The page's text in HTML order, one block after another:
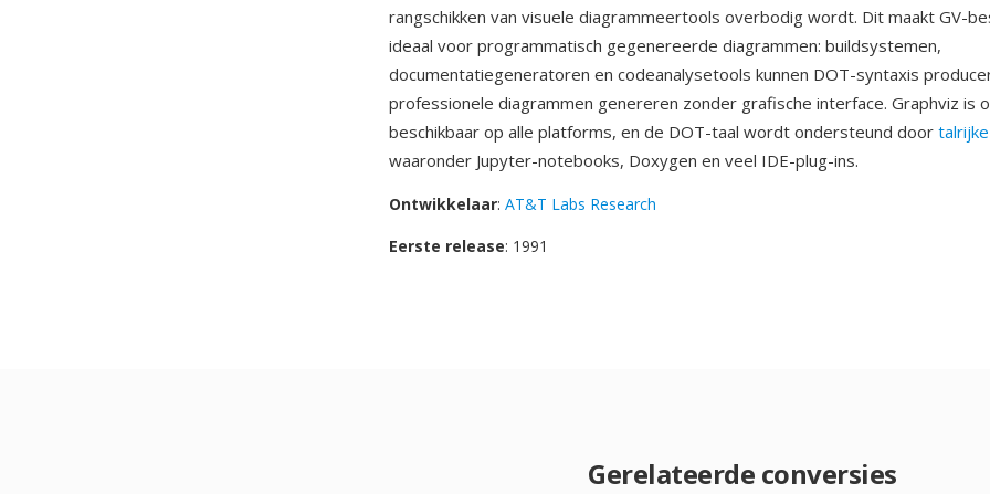
rangschikken van visuele diagrammeertools overbodig wordt. Dit maakt GV-
ideaal voor programmatisch gegenereerde diagrammen: buildsystemen,
documentatiegeneratoren en codeanalysetools kunnen DOT-syntaxis
professionele diagrammen genereren zonder grafische interface. Graphviz is
beschikbaar op alle platforms, en de DOT-taal wordt ondersteund door
waaronder Jupyter-notebooks, Doxygen en veel IDE-plug-ins.
Ontwikkelaar: AT&T Labs Research
Eerste release: 1991
Gerelateerde conversies